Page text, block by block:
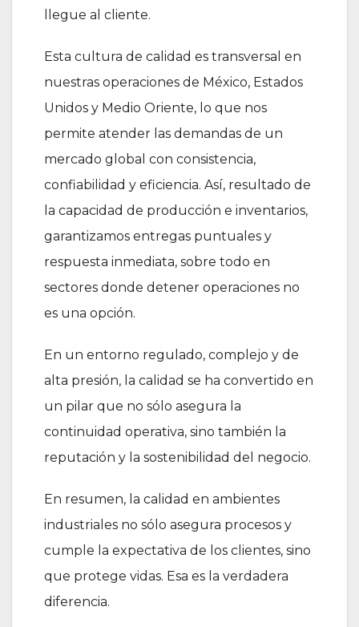
llegue al cliente.
Esta cultura de calidad es transversal en
nuestras operaciones de México, Estados
Unidos y Medio Oriente, lo que nos
permite atender las demandas de un
mercado global con consistencia,
confiabilidad y eficiencia. Así, resultado de
la capacidad de producción e inventarios,
garantizamos entregas puntuales y
respuesta inmediata, sobre todo en
sectores donde detener operaciones no
es una opción.
En un entorno regulado, complejo y de
alta presión, la calidad se ha convertido en
un pilar que no sólo asegura la
continuidad operativa, sino también la
reputación y la sostenibilidad del negocio.
En resumen, la calidad en ambientes
industriales no sólo asegura procesos y
cumple la expectativa de los clientes, sino
que protege vidas. Esa es la verdadera
diferencia.